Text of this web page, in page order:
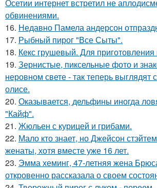
Осетии интернет встретил не
обвинениями.
16. Недавно Памела андерсон
17. Рыбный пирог "Все Сыты".
18. Кекс грушевый. Для приготовления
19. Зернистые, пиксельные фото и
неровном свете - так теперь выглядят
олисе.
20. Оказывается, дельфины иногда
"Кайф".
21. Жюльен с курицей и грибами.
22. Мало кто знает, но Джейсон
женаты, хотя вместе уже 16 лет.
23. Эмма хеминг, 47-летняя жена
откровенно рассказала о своем